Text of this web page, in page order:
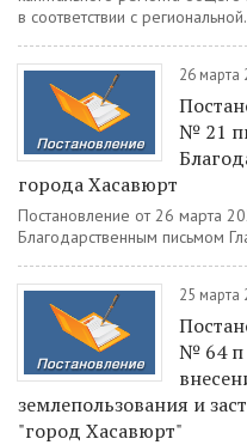
в соответствии с
26 марта
№ 21
города Хасавюрт
Постановление от 26 марта
Благодарственным письмом
25 марта
№ 64 п
землепользования и
"город Хасавюрт"